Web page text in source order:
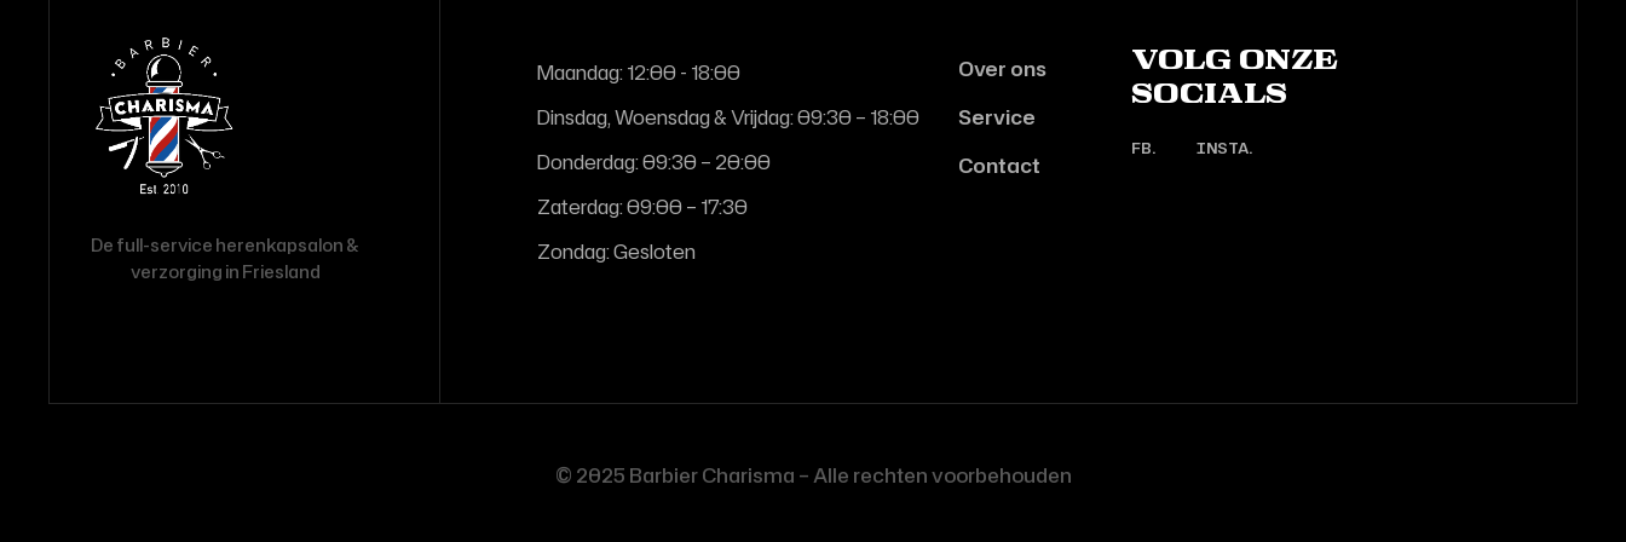
De full-service herenkapsalon &
verzorging in Friesland
Maandag: 12:00 - 18:00
Dinsdag, Woensdag & Vrijdag: 09:30 – 18:00
Donderdag: 09:30 – 20:00
Zaterdag: 09:00 – 17:30
Zondag: Gesloten
Over ons
Service
Contact
Volg onze
socials
FB. INSTA.
© 2025 Barbier Charisma – Alle rechten voorbehouden